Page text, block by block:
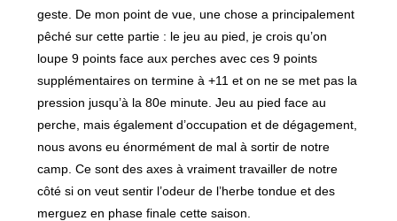
geste. De mon point de vue, une chose a principalement
pêché sur cette partie : le jeu au pied, je crois qu’on
loupe 9 points face aux perches avec ces 9 points
supplémentaires on termine à +11 et on ne se met pas la
pression jusqu’à la 80e minute. Jeu au pied face au
perche, mais également d’occupation et de dégagement,
nous avons eu énormément de mal à sortir de notre
camp. Ce sont des axes à vraiment travailler de notre
côté si on veut sentir l’odeur de l’herbe tondue et des
merguez en phase finale cette saison.